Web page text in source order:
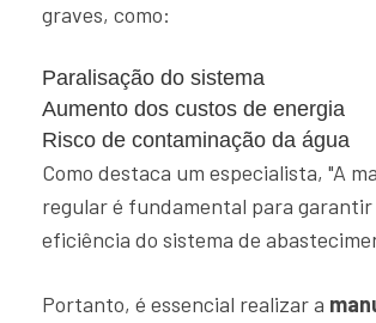
graves, como:
Paralisação do sistema
Aumento dos custos de energia
Risco de contaminação da água
Como destaca um especialista, "A
regular é fundamental para garantir
eficiência do sistema de
Portanto, é essencial realizar a